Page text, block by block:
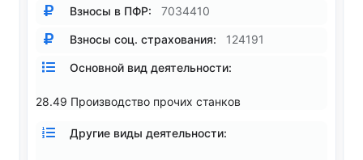
Взносы в ПФР: 7034410
Взносы соц. страхования: 124191
Основной вид деятельности:
28.49 Производство прочих станков
Другие виды деятельности: